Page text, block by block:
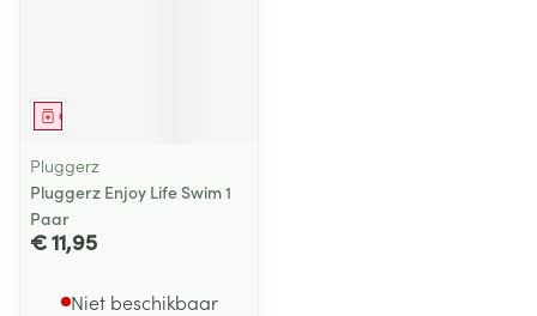
Geneesmiddel
Pluggerz
Pluggerz Enjoy Life Swim 1
Paar
€ 11,95
Niet beschikbaar